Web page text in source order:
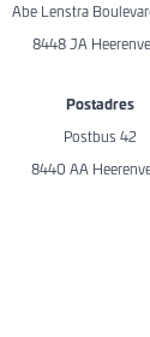
Abe Lenstra
8448 JA
Postadres
Postbus 42
8440 AA